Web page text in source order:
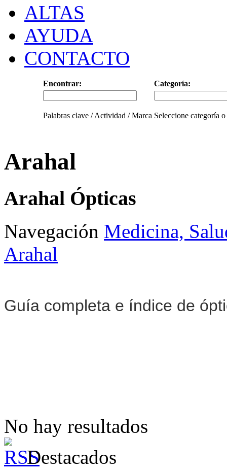
ALTAS
AYUDA
CONTACTO
Encontrar: Categoría:
Palabras clave / Actividad / Marca Seleccione categoría
Arahal
Arahal Ópticas
Navegación Medicina,
Arahal
Guía completa e índice de
No hay resultados
Destacados